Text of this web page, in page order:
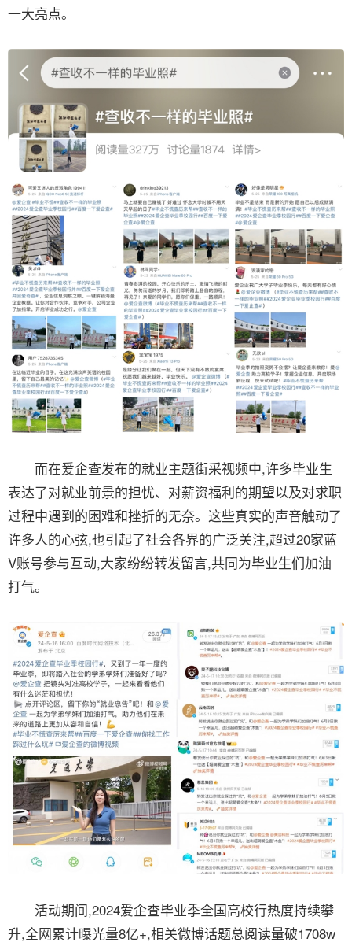
一大亮点。
而在爱企查发布的就业主题街采视频中,许多毕业生
表达了对就业前景的担忧、对薪资福利的期望以及对求职
过程中遇到的困难和挫折的无奈。这些真实的声音触动了
许多人的心弦,也引起了社会各界的广泛关注,超过20家蓝
V账号参与互动,大家纷纷转发留言,共同为毕业生们加油
打气。
活动期间,2024爱企查毕业季全国高校行热度持续攀
升,全网累计曝光量8亿+,相关微博话题总阅读量破1708w